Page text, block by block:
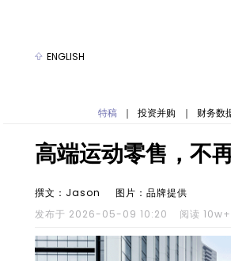
ENGLISH
特稿 ｜ 投资并购 ｜ 财务数
高端运动零售，不
撰文：Jason
图片：品牌提供
发布于 2026-05-09 10:20
阅读 10w+